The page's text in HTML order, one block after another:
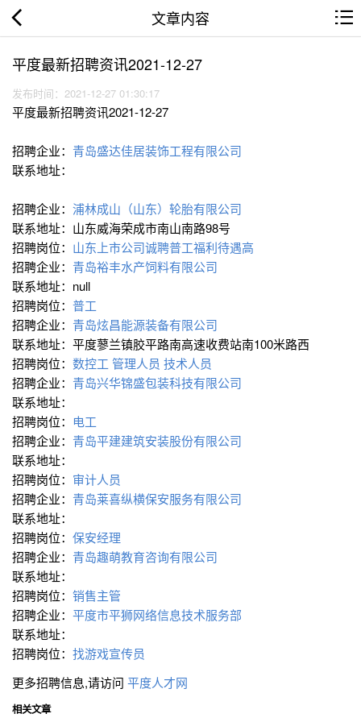
文章内容
平度最新招聘资讯2021-12-27
发布时间：2021-12-27 01:30:17
平度最新招聘资讯2021-12-27
招聘企业： 青岛盛达佳居装饰工程有限公司
联系地址：
招聘企业： 浦林成山（山东）轮胎有限公司
联系地址：山东威海荣成市南山南路98号
招聘岗位： 山东上市公司诚聘普工福利待遇高
招聘企业： 青岛裕丰水产饲料有限公司
联系地址：null
招聘岗位： 普工
招聘企业： 青岛炫昌能源装备有限公司
联系地址：平度蓼兰镇胶平路南高速收费站南100米路西
招聘岗位： 数控工 管理人员 技术人员
招聘企业： 青岛兴华锦盛包装科技有限公司
联系地址：
招聘岗位： 电工
招聘企业： 青岛平建建筑安装股份有限公司
联系地址：
招聘岗位： 审计人员
招聘企业： 青岛莱喜纵横保安服务有限公司
联系地址：
招聘岗位： 保安经理
招聘企业： 青岛趣萌教育咨询有限公司
联系地址：
招聘岗位： 销售主管
招聘企业： 平度市平狮网络信息技术服务部
联系地址：
招聘岗位： 找游戏宣传员
更多招聘信息,请访问 平度人才网
相关文章